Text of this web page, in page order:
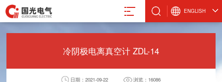
ENGLISH
冷阴极电离真空计 ZDL-14
日期：2021-09-22 浏览：16086